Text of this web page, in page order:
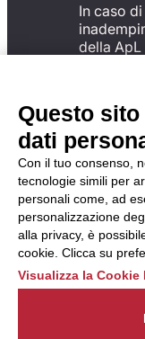
In caso di
della ApL
del
possibile
reclamo
una delle
descritte
indirizzo
https://
Questo
dati
Con il tuo consenso,
tecnologie simili per
personali come, ad
personalizzazione
alla privacy, è
cookie. Clicca su
Visualizza la Cookie